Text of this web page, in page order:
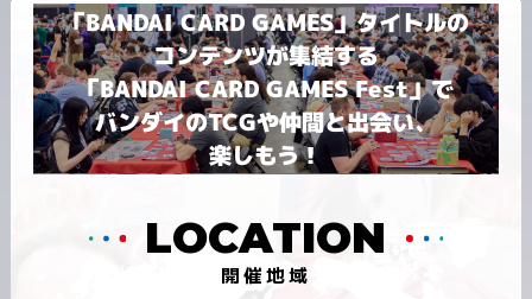
「BANDAI CARD GAMES」タイトルの
コンテンツが集結する
「BANDAI CARD GAMES Fest」で
バンダイのTCGや仲間と出会い、
楽しもう！
LOCATION
開催地域